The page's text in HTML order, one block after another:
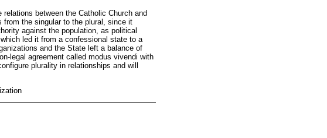
between the Catholic Church and
the singular to the plural, since it
against the population, as political
led it from a confessional state to a
and the State left a balance of
legal agreement called modus vivendi with
plurality in relationships and will